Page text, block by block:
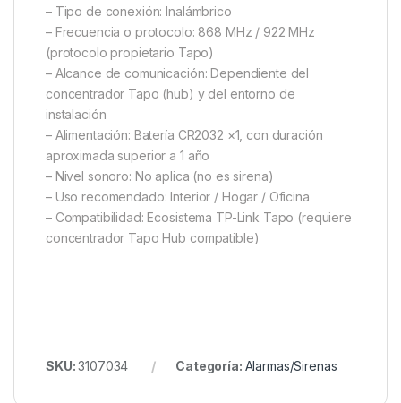
– Tipo de conexión: Inalámbrico
– Frecuencia o protocolo: 868 MHz / 922 MHz
(protocolo propietario Tapo)
– Alcance de comunicación: Dependiente del
concentrador Tapo (hub) y del entorno de
instalación
– Alimentación: Batería CR2032 ×1, con duración
aproximada superior a 1 año
– Nivel sonoro: No aplica (no es sirena)
– Uso recomendado: Interior / Hogar / Oficina
– Compatibilidad: Ecosistema TP-Link Tapo (requiere
concentrador Tapo Hub compatible)
SKU:3107034 Categoría: Alarmas/Sirenas